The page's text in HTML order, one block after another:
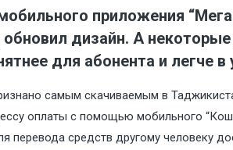
приложения
дизайн. А
для абонента и легче в
самым скачиваемым в
оплаты с помощью мобильного
перевода средств другому человеку